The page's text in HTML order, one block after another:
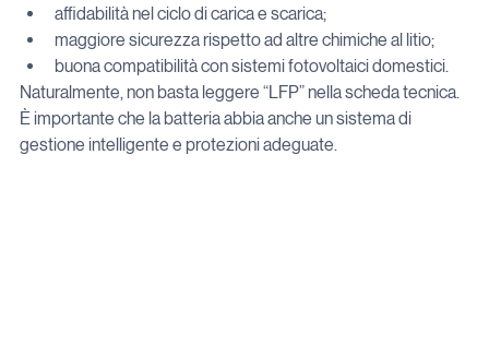
affidabilità nel ciclo di carica e scarica;
maggiore sicurezza rispetto ad altre chimiche al litio;
buona compatibilità con sistemi fotovoltaici domestici.
Naturalmente, non basta leggere “LFP” nella scheda tecnica.
È importante che la batteria abbia anche un sistema di
gestione intelligente e protezioni adeguate.